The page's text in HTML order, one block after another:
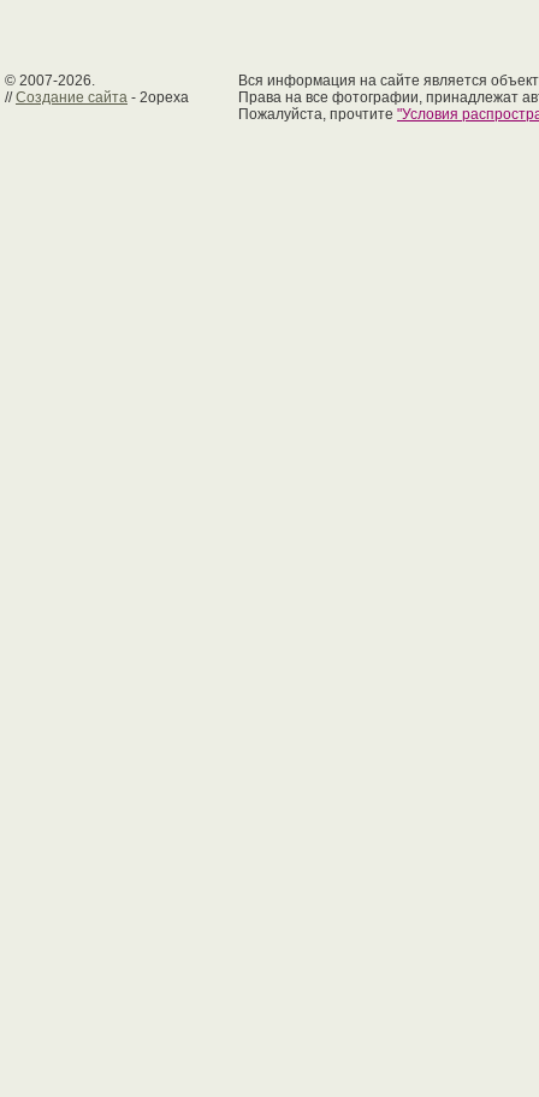
© 2007-2026.
//Создание сайта - 2opexa
Вся информация на сайте является
Права на все фотографии, принадлежат
Пожалуйста, прочтите "Условия